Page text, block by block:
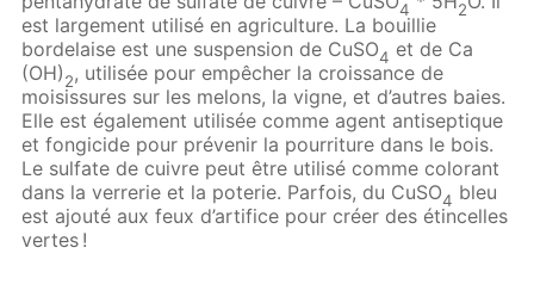
4 2
est largement utilisé en agriculture. La bouillie
bordelaise est une suspension de CuSO4 et de Ca
(OH)2, utilisée pour empêcher la croissance de
moisissures sur les melons, la vigne, et d’autres baies.
Elle est également utilisée comme agent antiseptique
et fongicide pour prévenir la pourriture dans le bois.
Le sulfate de cuivre peut être utilisé comme colorant
dans la verrerie et la poterie. Parfois, du CuSO4 bleu
est ajouté aux feux d’artifice pour créer des étincelles
vertes !